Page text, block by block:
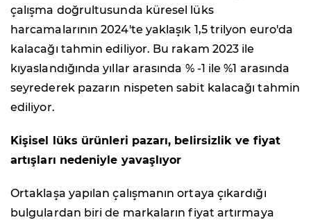
çalışma doğrultusunda küresel lüks
harcamalarının 2024'te yaklaşık 1,5 trilyon euro'da
kalacağı tahmin ediliyor. Bu rakam 2023 ile
kıyaslandığında yıllar arasında % -1 ile %1 arasında
seyrederek pazarın nispeten sabit kalacağı tahmin
ediliyor.
Kişisel lüks ürünleri pazarı, belirsizlik ve fiyat
artışları nedeniyle yavaşlıyor
Ortaklaşa yapılan çalışmanın ortaya çıkardığı
bulgulardan biri de markaların fiyat artırmaya